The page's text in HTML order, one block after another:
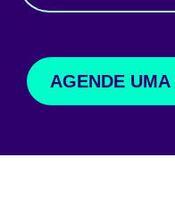
AGENDE